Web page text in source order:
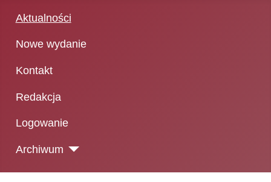
Aktualności
Nowe wydanie
Kontakt
Redakcja
Logowanie
Archiwum